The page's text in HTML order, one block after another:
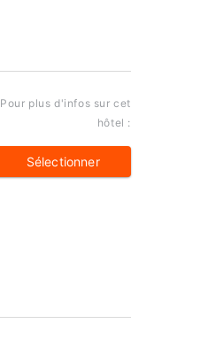
Pour plus d'infos sur cet
hôtel :
Sélectionner